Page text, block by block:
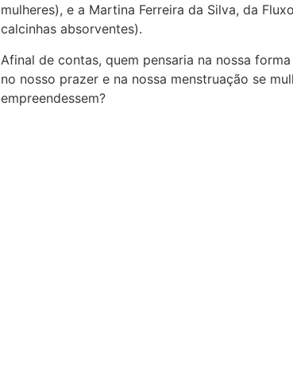
mulheres), e a Martina Ferreira da Silva, da
calcinhas absorventes).
Afinal de contas, quem pensaria na nossa
no nosso prazer e na nossa menstruação se
empreendessem?